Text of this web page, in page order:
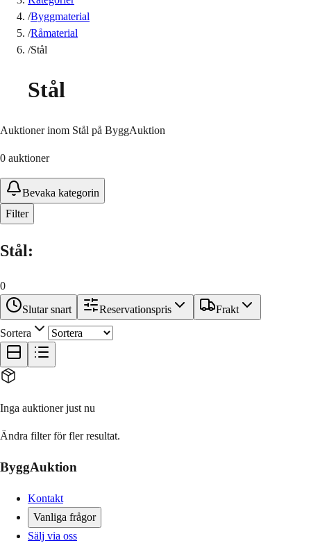
/Byggmaterial
/Råmaterial
/Stål
Stål
Auktioner inom Stål på ByggAuktion
0 auktioner
Bevaka kategorin
Filter
Stål:
0
Slutar snart
Reservationspris
Frakt
Sortera
Inga auktioner just nu
Ändra filter för fler resultat.
ByggAuktion
Kontakt
Vanliga frågor
Sälj via oss